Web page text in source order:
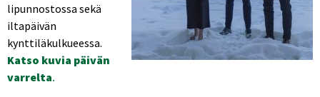
lipunnostossa sekä
iltapäivän
kynttiläkulkueessa.
Katso kuvia päivän
varrelta.